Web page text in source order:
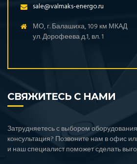
sale@valmaks-energo.ru
МО, г. Балашиха, 109 км МКАД
ул. Дорофеева д.1, вл. 1
СВЯЖИТЕСЬ С НАМИ
Затрудняетесь с выбором
консультация? Позвоните нам в офис
и наш специалист поможет сделать